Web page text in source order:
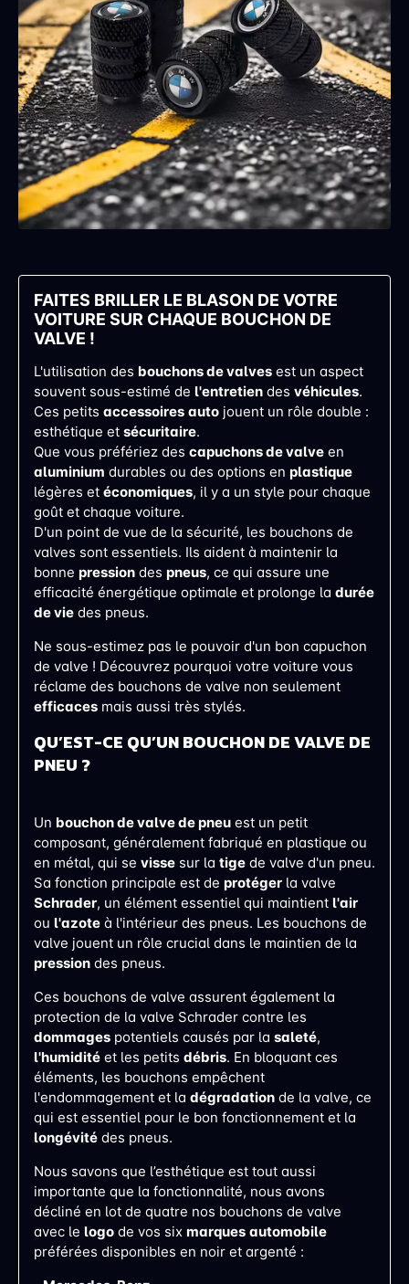
FAITES BRILLER LE BLASON DE VOTRE
VOITURE SUR CHAQUE BOUCHON DE
VALVE !
L'utilisation des bouchons de valves est un aspect
souvent sous-estimé de l'entretien des véhicules.
Ces petits accessoires auto jouent un rôle double :
esthétique et sécuritaire.
Que vous préfériez des capuchons de valve en
aluminium durables ou des options en plastique
légères et économiques, il y a un style pour chaque
goût et chaque voiture.
D'un point de vue de la sécurité, les bouchons de
valves sont essentiels. Ils aident à maintenir la
bonne pression des pneus, ce qui assure une
efficacité énergétique optimale et prolonge la durée
de vie des pneus.
Ne sous-estimez pas le pouvoir d'un bon capuchon
de valve ! Découvrez pourquoi votre voiture vous
réclame des bouchons de valve non seulement
efficaces mais aussi très stylés.
QU’EST-CE QU’UN BOUCHON DE VALVE DE
PNEU ?
Un bouchon de valve de pneu est un petit
composant, généralement fabriqué en plastique ou
en métal, qui se visse sur la tige de valve d'un pneu.
Sa fonction principale est de protégerla valve
Schrader, un élément essentiel qui maintient l'air
ou l'azote à l'intérieur des pneus. Les bouchons de
valve jouent un rôle crucial dans le maintien de la
pression des pneus.
Ces bouchons de valve assurent également la
protection de la valve Schrader contre les
dommages potentiels causés par la saleté,
l'humidité et les petits débris. En bloquant ces
éléments, les bouchons empêchent
l'endommagement et la dégradation de la valve, ce
qui est essentiel pour le bon fonctionnement et la
longévité des pneus.
Nous savons que l’esthétique est tout aussi
importante que la fonctionnalité, nous avons
décliné en lot de quatre nos bouchons de valve
avec le logo de vos six marques automobile
préférées disponibles en noir et argenté :